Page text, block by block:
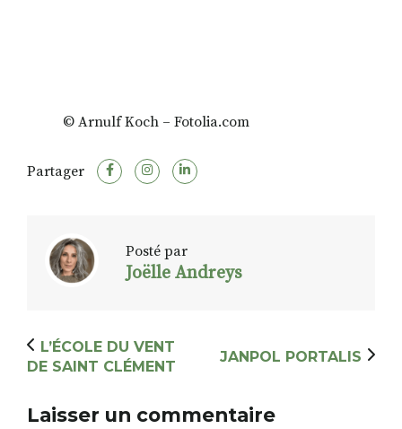
© Arnulf Koch – Fotolia.com
Partager
Posté par
Joëlle Andreys
L’ÉCOLE DU VENT
DE SAINT CLÉMENT
JANPOL PORTALIS
Laisser un commentaire